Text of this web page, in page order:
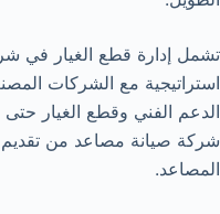
تشمل إدارة قطع الغيار في
استراتيجية مع الشركات
الدعم الفني وقطع الغيار
شركة صيانة مصاعد من تقديم
المصاعد.